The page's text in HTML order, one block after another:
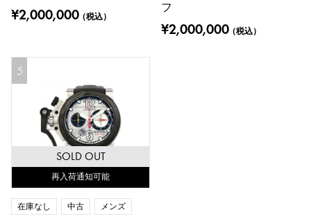
¥2,000,000（税込）
フ
¥2,000,000（税込）
5
SOLD OUT
再入荷通知可能
在庫なし 中古 メンズ